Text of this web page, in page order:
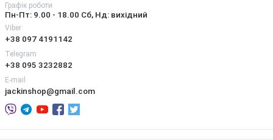
Графік роботи
Пн-Пт: 9.00 - 18.00 Сб, Нд: вихідний
Viber
+38 097 4191142
Telegram
+38 095 3232882
E-mail
jackinshop@gmail.com